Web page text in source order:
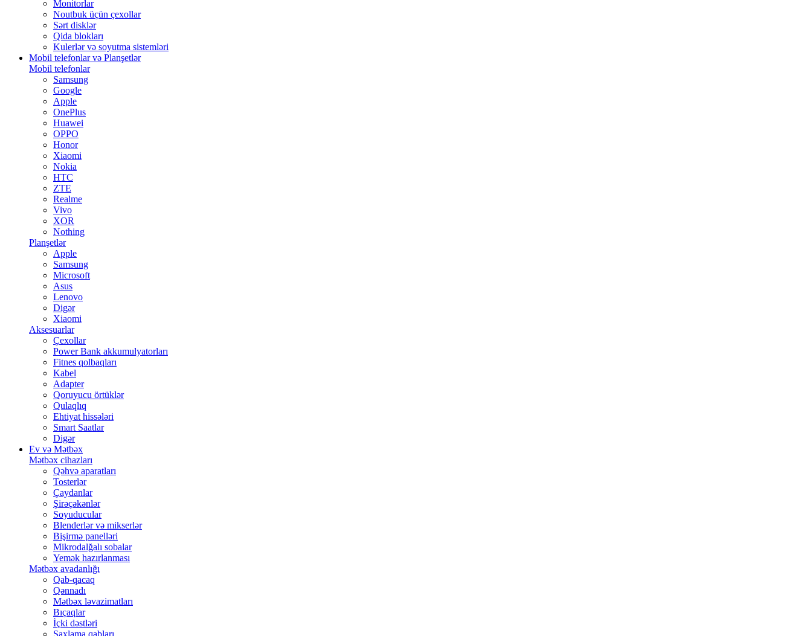
Monitorlar
Noutbuk üçün çexollar
Sərt disklər
Qida blokları
Kulerlər və soyutma sistemləri
Mobil telefonlar və Planşetlər
Mobil telefonlar
Samsung
Google
Apple
OnePlus
Huawei
OPPO
Honor
Xiaomi
Nokia
HTC
ZTE
Realme
Vivo
XOR
Nothing
Planşetlər
Apple
Samsung
Microsoft
Asus
Lenovo
Digər
Xiaomi
Aksesuarlar
Çexollar
Power Bank akkumulyatorları
Fitnes qolbaqları
Kabel
Adapter
Qoruyucu örtüklər
Qulaqlıq
Ehtiyat hissələri
Smart Saatlar
Digər
Ev və Mətbəx
Mətbəx cihazları
Qəhvə aparatları
Tosterlər
Çaydanlar
Şirəçəkənlər
Soyuducular
Blenderlər və mikserlər
Bişirmə panelləri
Mikrodalğalı sobalar
Yemək hazırlanması
Mətbəx avadanlığı
Qab-qacaq
Qənnadı
Mətbəx ləvazimatları
Bıçaqlar
İçki dəstləri
Saxlama qabları